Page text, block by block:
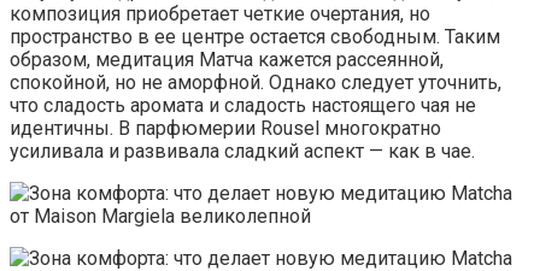
композиция приобретает четкие очертания, но
пространство в ее центре остается свободным. Таким
образом, медитация Матча кажется рассеянной,
спокойной, но не аморфной. Однако следует уточнить,
что сладость аромата и сладость настоящего чая не
идентичны. В парфюмерии Rousel многократно
усиливала и развивала сладкий аспект — как в чае.